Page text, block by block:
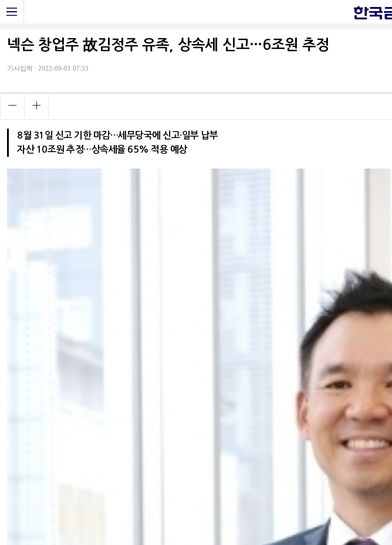
넥슨 창업주 故김정주 유족, 상속세 신고…6조원 추정
기사입력 : 2022-09-01 07:53
8월 31일 신고 기한 마감…세무당국에 신고·일부 납부
자산 10조원 추정…상속세율 65% 적용 예상